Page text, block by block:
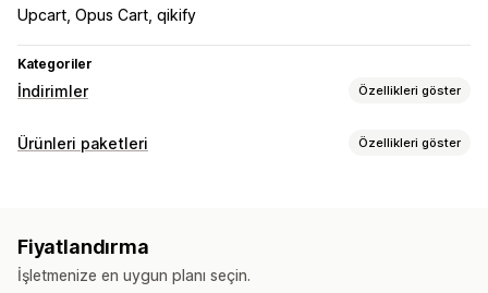
Upcart, Opus Cart, qikify
Kategoriler
İndirimler Özellikleri göster
İndirim türleri
Toplu indirimler Ücretsiz kargo
Hediyeler Ürün paketleri Yukarı satış indirimleri
Ürünleri paketleri Özellikleri göster
Yukarı satış paketleri
Özel paketler
Fiyatlandırma
İşletmenize en uygun planı seçin.